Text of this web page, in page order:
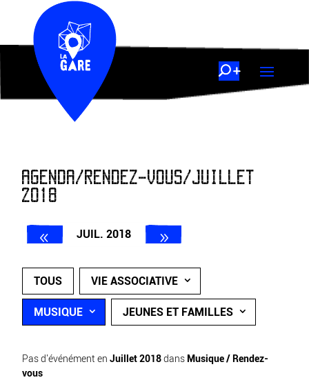
AGENDA/RENDEZ-VOUS/JUILLET
2018
JUIL. 2018
TOUS VIE ASSOCIATIVE
MUSIQUE JEUNES ET FAMILLES
Pas d'événément en Juillet 2018dans Musique / Rendez-
vous